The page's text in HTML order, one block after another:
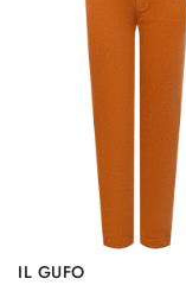
IL GUFO